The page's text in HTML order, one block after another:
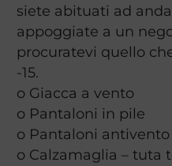
siete abituati ad
appoggiate a un
procuratevi quello
-15.
o Giacca a vento
o Pantaloni in pile
o Pantaloni
o Calzamaglia – tuta